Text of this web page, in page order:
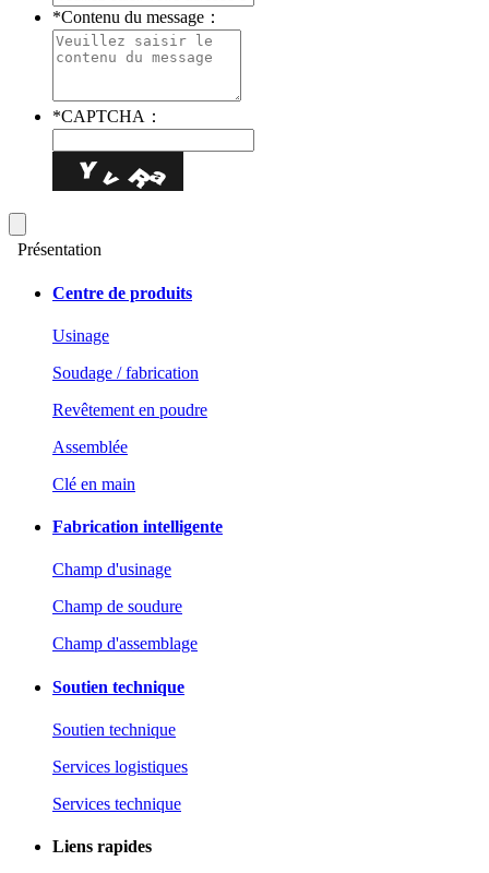
*Contenu du message：
*CAPTCHA：
Présentation
Centre de produits
Usinage
Soudage / fabrication
Revêtement en poudre
Assemblée
Clé en main
Fabrication intelligente
Champ d'usinage
Champ de soudure
Champ d'assemblage
Soutien technique
Soutien technique
Services logistiques
Services technique
Liens rapides